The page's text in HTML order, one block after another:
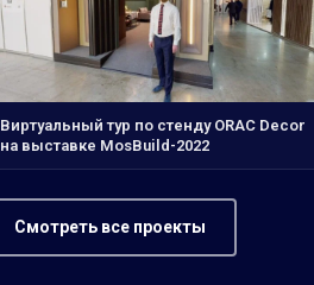
Виртуальный тур по стенду ORAC Decor
на выставке MosBuild-2022
Смотреть все проекты